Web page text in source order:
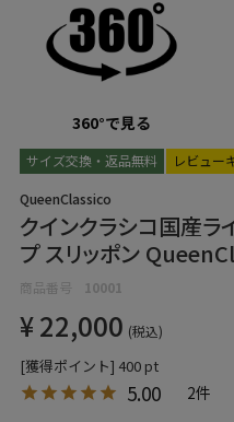
360°で見る
サイズ交換・返品無料 レビュー
QueenClassico
クインクラシコ国産ラ
プ スリッポン
商品番号 10001
¥22,000 税込
[獲得ポイント] 400 pt
5.00 2